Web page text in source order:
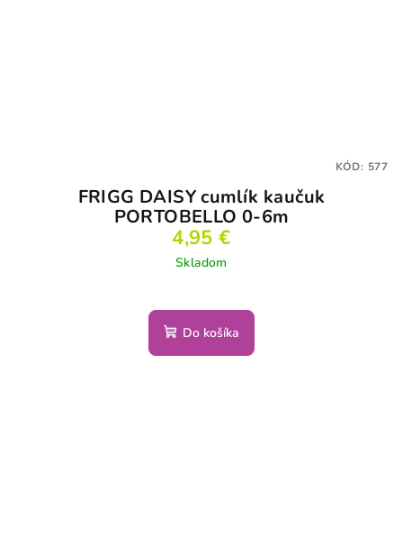
FRIGG DAISY cumlík kaučuk
PORTOBELLO 0-6m
4,95 €
Skladom
Do košíka
KÓD: 577